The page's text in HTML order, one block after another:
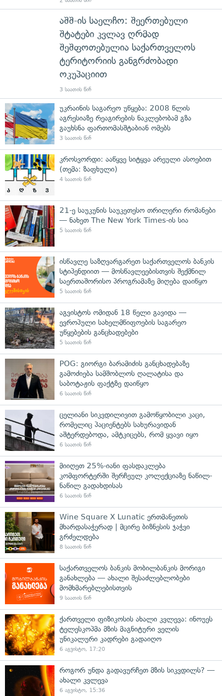
აშშ-ის საელჩო: შეერთებული
შტატები კვლავ ღრმად
შეშფოთებულია საქართველოს
ტერიტორიის განგრძობადი
ოკუპაციით
3 საათის წინ
უკრაინის საგარეო უწყება: 2008 წლის
აგრესიაზე რეაგირების ნაკლებობამ გზა
გაუხსნა ფართომასშტაბიან ომებს
3 საათის წინ
კროსვორდი: ააწყვე სიტყვა არეული ასოებით
(თემა: ზაფხული)
4 საათის წინ
21-ე საუკუნის საუკეთესო თრილერი რომანები
— ნახეთ The New York Times-ის სია
5 საათის წინ
ისწავლე საზღვარგარეთ საქართველოს ბანკის
სტიპენდიით — მოსწავლეებისთვის შექმნილ
საერთაშორისო პროგრამაზე მიღება დაიწყო
5 საათის წინ
აგვისტოს ომიდან 18 წელი გავიდა —
ევროპული სახელმწიფოების საგარეო
უწყებების განცხადებები
5 საათის წინ
POG: გიორგი ბარამიძის განცხადებაზე
გამოძიება სამშობლოს ღალატისა და
საბოტაჟის ფაქტზე დაიწყო
6 საათის წინ
ცელიანი სიკვდილივით გამოწყობილი კაცი,
რომელიც პაციენტებს სახურავიდან
აშტერდებოდა, ამტკიცებს, რომ ყვავი იყო
6 საათის წინ
მიიღეთ 25%-იანი ფასდაკლება
კომფორტერში შერჩეულ კოლექციაზე ნაწილ-
ნაწილ გადახდისას
6 საათის წინ
Wine Square X Lunatic ერთმანეთის
მხარდასაჭერად | მცირე ბიზნესის ჯაჭვი
გრძელდება
8 საათის წინ
საქართველოს ბანკის მობილბანკის მორიგი
განახლება — ახალი შესაძლებლობები
მომხმარებლებისთვის
9 საათის წინ
ქართველი ფიზიკოსის ახალი კვლევა: ინოუეს
ტელესკოპმა მზის მაგნიტური ველის
უნიკალური კადრები გადაიღო
6 აგვისტო, 17:20
როგორ უნდა გადავურჩეთ მზის სიკვდილს? —
ახალი კვლევა
6 აგვისტო, 15:36